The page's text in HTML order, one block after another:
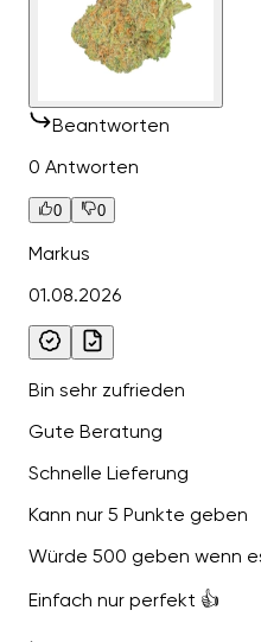
Beantworten
0 Antworten
0 0
Markus
01.08.2026
Bin sehr zufrieden
Gute Beratung
Schnelle Lieferung
Kann nur 5 Punkte geben
Würde 500 geben wenn
Einfach nur perfekt 👍